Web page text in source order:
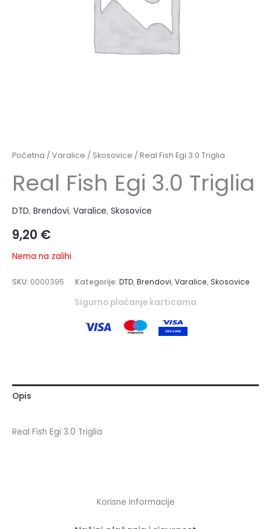
Početna / Varalice / Skosovice / Real Fish Egi 3.0 Triglia
Real Fish Egi 3.0 Triglia
DTD, Brendovi, Varalice, Skosovice
9,20 €
Nema na zalihi
SKU: 0000395 Kategorije: DTD,Brendovi,Varalice,Skosovice
Sigurno plaćanje karticama
Opis
Real Fish Egi 3.0 Triglia
Korisne informacije